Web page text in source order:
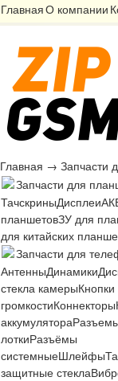
ГлавнаяО компании
Главная → Запчасти
Запчасти для
ТачскриныДисплеи
планшетовЗУ для
для китайских
Запчасти для
АнтенныДинамики
стекла камерыКнопки
громкостиКоннекторы
аккумулятора
лоткиРазъёмы
системныеШлейфы
защитные стекла